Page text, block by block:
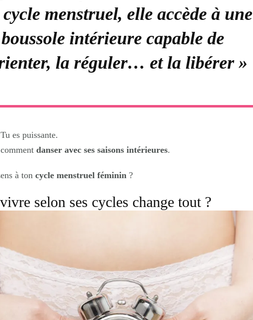
menstruel, elle accède à une
boussole intérieure capable de
la réguler… et la libérer »
es puissante.
danser avec ses saisons intérieures.
à ton cycle menstruel féminin ?
selon ses cycles change tout ?